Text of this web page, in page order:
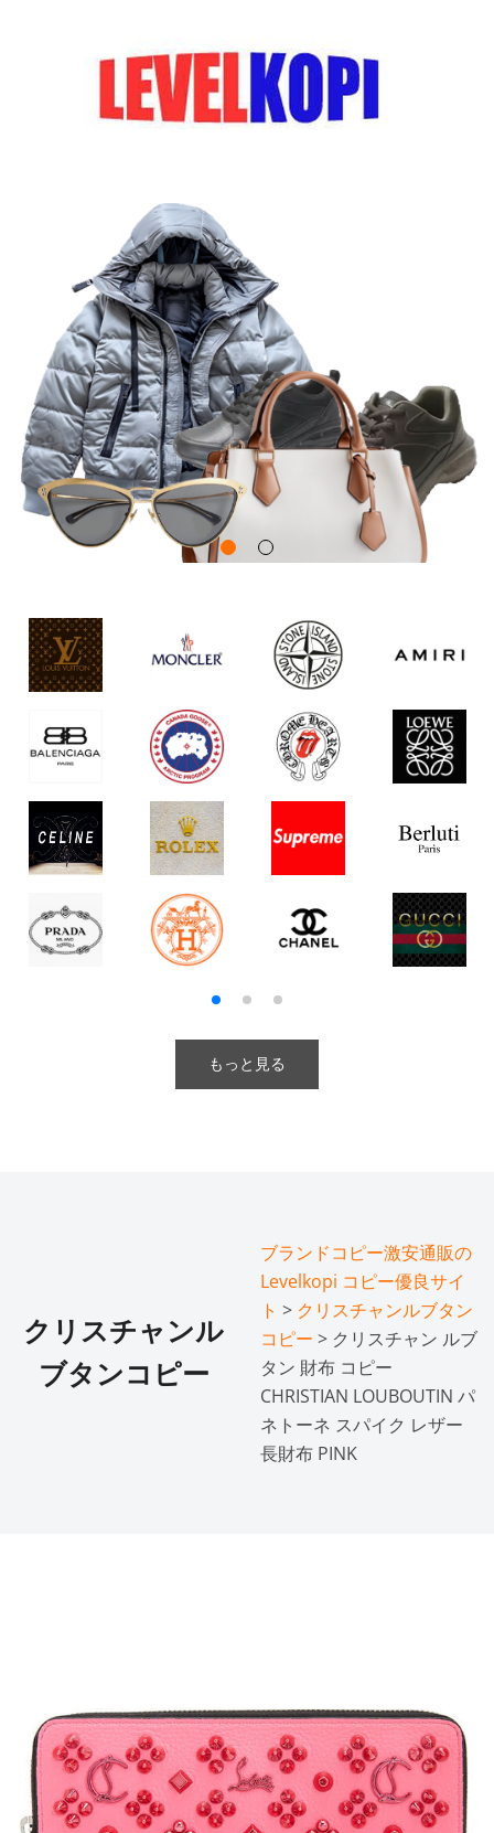
もっと見る
クリスチャンル
ブタンコピー
ブランドコピー激安通販の
Levelkopi コピー優良サイ
ト > クリスチャンルブタン
コピー > クリスチャン ルブ
タン 財布 コピー
CHRISTIAN LOUBOUTIN パ
ネトーネ スパイク レザー
長財布 PINK